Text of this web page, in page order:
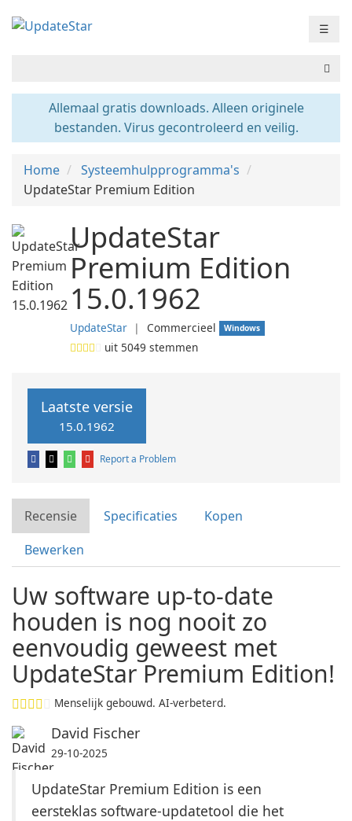
☰
Allemaal gratis downloads. Alleen originele
bestanden. Virus gecontroleerd en veilig.
Home
Systeemhulpprogramma's
UpdateStar Premium Edition
UpdateStar
Premium Edition
15.0.1962
UpdateStar ❘ Commercieel Windows
uit 5049 stemmen
Laatste versie
15.0.1962
Report a Problem
Recensie Specificaties
Kopen
Bewerken
Uw software up-to-date
houden is nog nooit zo
eenvoudig geweest met
UpdateStar Premium Edition!
Menselijk gebouwd. AI-verbeterd.
David Fischer
29-10-2025
UpdateStar Premium Edition is een
eersteklas software-updatetool die het